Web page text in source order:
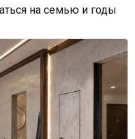
на семью и годы